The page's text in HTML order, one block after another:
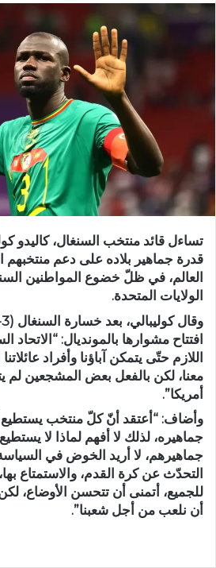
تساءل قائد منتخب السنغال، كاليدو
قدرة جماهير بلاده على دعم
العالم، في ظلّ خضوع المواطنين
الولايات المتحدة.
افتتاح مشوارها بالمونديال: “الاتحاد
اللازم حتّى يتمكن آباؤنا وأفراد
معنا، لكن بالفعل بعض المشجعين لم
أمريكا”.
وأضاف: “أعتقد أنّ كلّ منتخب
جماهيره، لذلك لا أفهم لماذا لا
جماهيرهم، لا أريد الخوض في
التحدّث عن كرة القدم، والاستمتاع
للجميع، أتمنى أن تتحسن الأوضاع،
أن نلعب من أجل شعبنا”.